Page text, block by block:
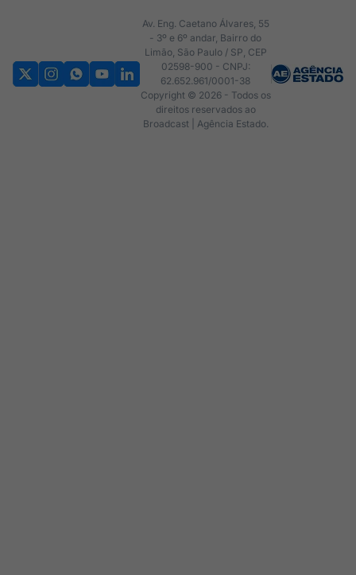
Av. Eng. Caetano Álvares, 55
- 3º e 6º andar, Bairro do
Limão, São Paulo / SP, CEP
02598-900 - CNPJ:
62.652.961/0001-38
Copyright © 2026 - Todos os
direitos reservados ao
Broadcast | Agência Estado.